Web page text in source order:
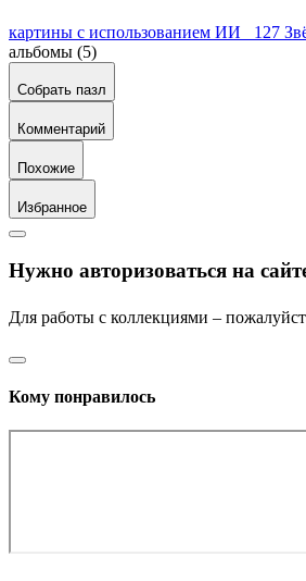
картины с использованием ИИ 127
альбомы (5)
Собрать пазл
Комментарий
Похожие
Избранное
Нужно авторизоваться на
Для работы с коллекциями –
Кому понравилось